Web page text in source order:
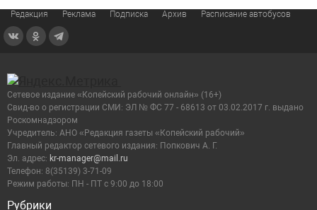
Редакция Реклама Подписка Архив Расписание автобусов
Рубрики
Сетевое издание «Копейский рабочий онлайн» (16+)
Cвид-во о регистрации СМИ: ЭЛ № ФС 77 - 68613 от 03.02.2017 г. выдано
Роскомнадзором
Учредитель: АНО «Редакция газеты «Копейский рабочий»
Главный редактор сетевого издания: Попкович А. Г.
Эл. адрес: kr-manager@mail.ru
Телефон: 8(35139) 3-71-09
Режим работы: ПН - ПТ с 9:00 до 18:00